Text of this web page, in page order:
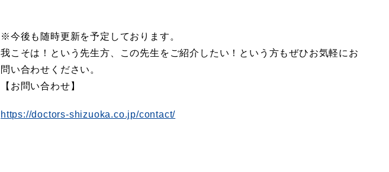
※今後も随時更新を予定しております。
我こそは！という先生方、この先生をご紹介したい！という方もぜひお気軽にお
問い合わせください。
【お問い合わせ】
https://doctors-shizuoka.co.jp/contact/